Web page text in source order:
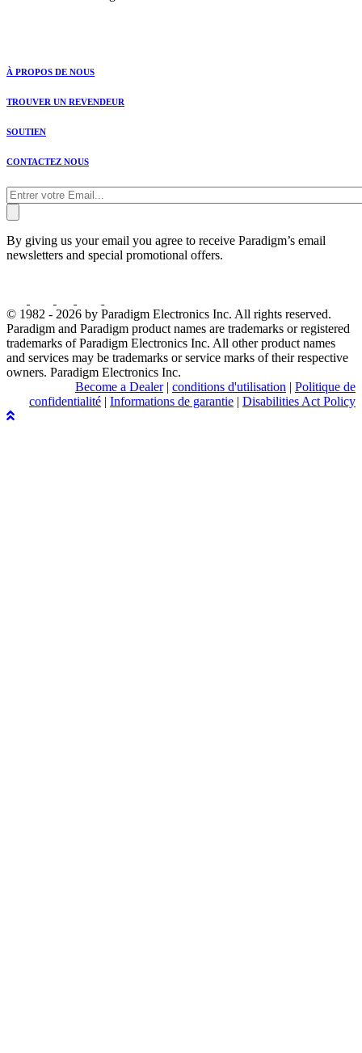
À PROPOS DE NOUS
TROUVER UN REVENDEUR
SOUTIEN
CONTACTEZ NOUS
By giving us your email you agree to receive Paradigm’s email
newsletters and special promotional offers.
© 1982 - 2026 by Paradigm Electronics Inc. All rights reserved.
Paradigm and Paradigm product names are trademarks or registered
trademarks of Paradigm Electronics Inc. All other product names
and services may be trademarks or service marks of their respective
owners. Paradigm Electronics Inc.
Become a Dealer| conditions d'utilisation | Politique de
confidentialité | Informations de garantie | Disabilities Act Policy